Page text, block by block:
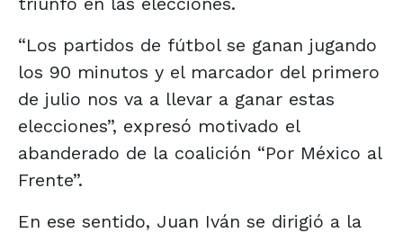
“Los partidos de fútbol se ganan jugando
los 90 minutos y el marcador del primero
de julio nos va a llevar a ganar estas
elecciones”, expresó motivado el
abanderado de la coalición “Por México al
Frente”.
En ese sentido, Juan Iván se dirigió a la